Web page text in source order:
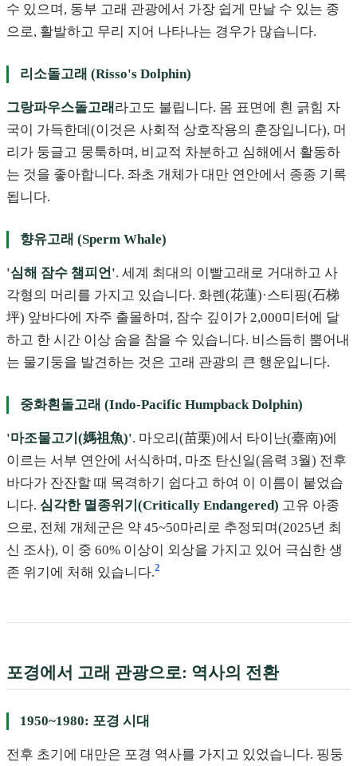
수 있으며, 동부 고래 관광에서 가장 쉽게 만날 수 있는 종
으로, 활발하고 무리 지어 나타나는 경우가 많습니다.
리소돌고래 (Risso's Dolphin)
그랑파우스돌고래 라고도 불립니다. 몸 표면에 흰 긁힘 자
국이 가득한데(이것은 사회적 상호작용의 훈장입니다), 머
리가 둥글고 뭉툭하며, 비교적 차분하고 심해에서 활동하
는 것을 좋아합니다. 좌초 개체가 대만 연안에서 종종 기록
됩니다.
향유고래 (Sperm Whale)
'심해 잠수 챔피언'. 세계 최대의 이빨고래로 거대하고 사
각형의 머리를 가지고 있습니다. 화롄(花蓮)·스티핑(石梯
坪) 앞바다에 자주 출몰하며, 잠수 깊이가 2,000미터에 달
하고 한 시간 이상 숨을 참을 수 있습니다. 비스듬히 뿜어내
는 물기둥을 발견하는 것은 고래 관광의 큰 행운입니다.
중화흰돌고래 (Indo-Pacific Humpback Dolphin)
'마조물고기(媽祖魚)'. 마오리(苗栗)에서 타이난(臺南)에
이르는 서부 연안에 서식하며, 마조 탄신일(음력 3월) 전후
바다가 잔잔할 때 목격하기 쉽다고 하여 이 이름이 붙었습
니다. 심각한 멸종위기(Critically Endangered) 고유 아종
으로, 전체 개체군은 약 45~50마리로 추정되며(2025년 최
신 조사), 이 중 60% 이상이 외상을 가지고 있어 극심한 생
존 위기에 처해 있습니다.2
포경에서 고래 관광으로: 역사의 전환
1950~1980: 포경 시대
전후 초기에 대만은 포경 역사를 가지고 있었습니다. 핑둥